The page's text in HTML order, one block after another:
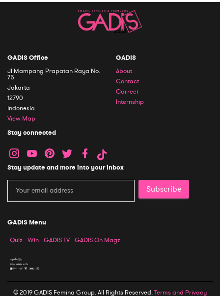
GADIS Office
Jl Mampang Prapatan Raya No.
75
Jakarta
12790
Indonesia
View Map
GADIS
About
Contact
Carreer
Internship
Stay connected
Stay update and more into your inbox
Subscribe
GADIS Menu
Quiz Win GADIS TV GADIS On Magz
© 2019 GADIS Femina Group. All Rights Reserved.Terms and Privacy